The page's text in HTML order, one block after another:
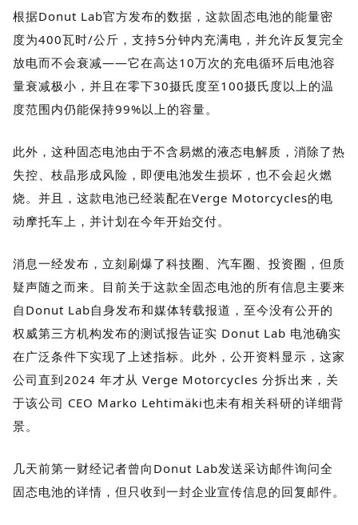
根据Donut Lab官方发布的数据，这款固态电池的能量密
度为400瓦时/公斤，支持5分钟内充满电，并允许反复完全
放电而不会衰减——它在高达10万次的充电循环后电池容
量衰减极小，并且在零下30摄氏度至100摄氏度以上的温
度范围内仍能保持99%以上的容量。
此外，这种固态电池由于不含易燃的液态电解质，消除了热
失控、枝晶形成风险，即便电池发生损坏，也不会起火燃
烧。并且，这款电池已经装配在Verge Motorcycles的电
动摩托车上，并计划在今年开始交付。
消息一经发布，立刻刷爆了科技圈、汽车圈、投资圈，但质
疑声随之而来。目前关于这款全固态电池的所有信息主要来
自Donut Lab自身发布和媒体转载报道，至今没有公开的
权威第三方机构发布的测试报告证实 Donut Lab 电池确实
在广泛条件下实现了上述指标。此外，公开资料显示，这家
公司直到2024 年才从 Verge Motorcycles 分拆出来，关
于该公司 CEO Marko Lehtimäki也未有相关科研的详细背
景。
几天前第一财经记者曾向Donut Lab发送采访邮件询问全
固态电池的详情，但只收到一封企业宣传信息的回复邮件。